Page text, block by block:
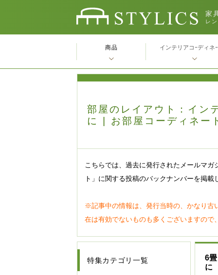
家
レ
部屋のレイアウト：イン
に | お部屋コーディネー
こちらでは、過去に発行されたメールマ
ト」に関する投稿のバックナンバーを掲載
※記事中の情報は、発行当時の、かなり古
在は有効でないものも多くございますので
6
に
特集カテゴリ一覧
商品 インテリアコｰディネ